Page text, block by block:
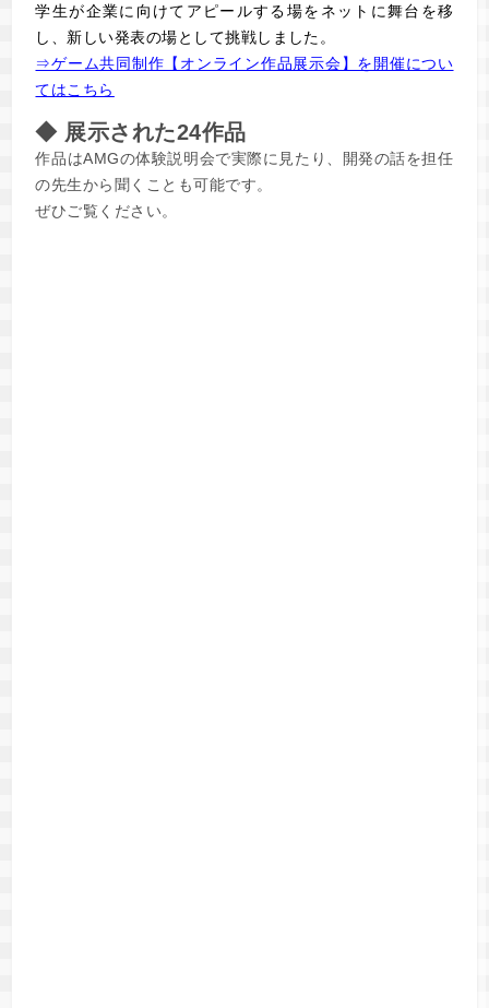
学生が企業に向けてアピールする場をネットに舞台を移
し、新しい発表の場として挑戦しました。
⇒ゲーム共同制作【オンライン作品展示会】を開催につい
てはこちら
◆ 展示された24作品
作品はAMGの体験説明会で実際に見たり、開発の話を担任
の先生から聞くことも可能です。
ぜひご覧ください。